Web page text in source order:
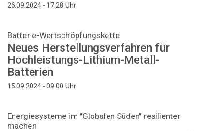
26.09.2024 - 17:28 Uhr
Batterie-Wertschöpfungskette
Neues Herstellungsverfahren für
Hochleistungs-Lithium-Metall-
Batterien
15.09.2024 - 09:00 Uhr
Energiesysteme im "Globalen Süden" resilienter
machen